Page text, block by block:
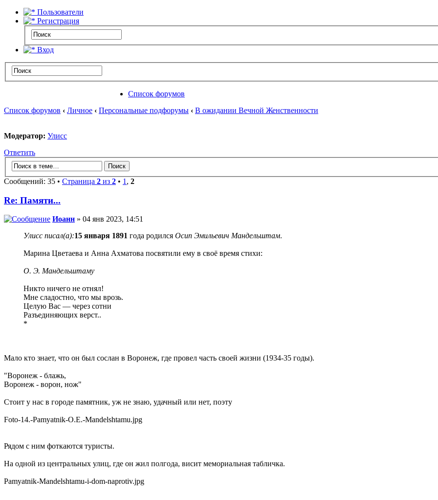
Пользователи
Регистрация
Вход
Список форумов
Список форумов ‹ Личное ‹ Персональные подфорумы ‹ В ожидании Вечной Женственности
Модератор: Улисс
Ответить
Сообщений: 35 • Страница 2 из 2 • 1 , 2
Re: Памяти...
Иоанн » 04 янв 2023, 14:51
Улисс писал(а):15 января 1891 года родился Осип Эмильевич Мандельштам.
Марина Цветаева и Анна Ахматова посвятили ему в своё время стихи:
О. Э. Мандельштаму
Никто ничего не отнял!
Мне сладостно, что мы врозь.
Целую Вас — через сотни
Разъединяющих верст..
*
Мало кто знает, что он был сослан в Воронеж, где провел часть своей жизни (1934-35 годы).
"Воронеж - блажь,
Воронеж - ворон, нож"
Стоит у нас в городе памятник, уж не знаю, удачный или нет, поэту
Foto-14.-Pamyatnik-O.E.-Mandelshtamu.jpg
Рядом с ним фоткаются туристы.
На одной из центральных улиц, где он жил полгода, висит мемориальная табличка.
Pamyatnik-Mandelshtamu-i-dom-naprotiv.jpg